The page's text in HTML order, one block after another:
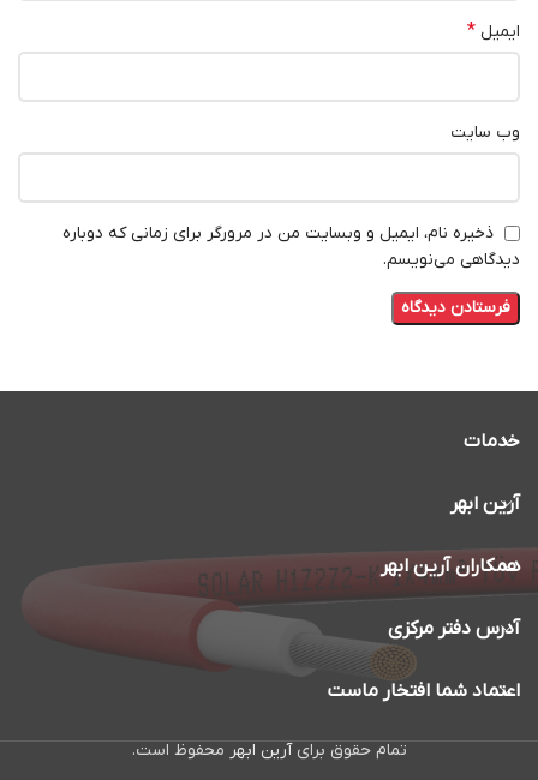
ایمیل *
وب‌ سایت
ذخیره نام، ایمیل و وبسایت من در مرورگر برای زمانی که دوباره
دیدگاهی می‌نویسم.
خدمات
آرین ابهر
همکاران آرین ابهر
آدرس دفتر مرکزی
اعتماد شما افتخار ماست
تمام حقوق برایآرین ابهر محفوظ است.